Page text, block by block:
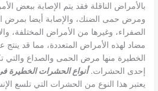
بالأمراض الناقلة فقد يتم الإصابة ببعض
ومرض حمى الضنك، والإصابة أيضا بمرض
الصفراء، وغيرها من الأمراض المختلفة،
مضاد لهذه الأمراض المتعددة، مما قد ينتج
الخطيرة منها مرض الحمى والصداع
إحدى الحشرات.أنواع الحشرات الخطيرة
يعتبر هذا النوع من الحشرات التي تلسع